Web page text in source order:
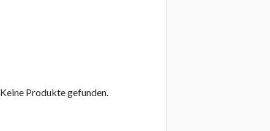
Keine Produkte gefunden.